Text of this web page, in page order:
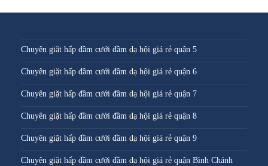
Chuyên giặt hấp đầm cưới đầm dạ hội giá rẻ quận 5
Chuyên giặt hấp đầm cưới đầm dạ hội giá rẻ quận 6
Chuyên giặt hấp đầm cưới đầm dạ hội giá rẻ quận 7
Chuyên giặt hấp đầm cưới đầm dạ hội giá rẻ quận 8
Chuyên giặt hấp đầm cưới đầm dạ hội giá rẻ quận 9
Chuyên giặt hấp đầm cưới đầm dạ hội giá rẻ quận Bình Chánh